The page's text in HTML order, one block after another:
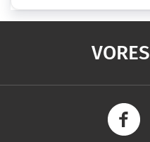
VORES